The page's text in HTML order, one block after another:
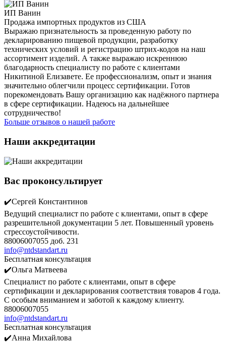
ИП Ванин
Продажа импортных продуктов из США
Выражаю признательность за проведенную работу по
декларированию пищевой продукции, разработку
технических условий и регистрацию штрих-кодов на наш
ассортимент изделий. А также выражаю искреннюю
благодарность специалисту по работе с клиентами
Никитиной Елизавете. Ее профессионализм, опыт и знания
значительно облегчили процесс сертификации. Готов
порекомендовать Вашу организацию как надёжного партнера
в сфере сертификации. Надеюсь на дальнейшее
сотрудничество!
Больше отзывов о нашей работе
Наши аккредитации
Вас проконсультирует
✔️Сергей Константинов
Ведущий специалист по работе с клиентами, опыт в сфере
разрешительной документации 5 лет. Повышенный уровень
стрессоустойчивости.
88006007055 доб. 231
info@ntdstandart.ru
Бесплатная консультация
✔️Ольга Матвеева
Специалист по работе с клиентами, опыт в сфере
сертификации и декларирования соответствия товаров 4 года.
С особым вниманием и заботой к каждому клиенту.
88006007055
info@ntdstandart.ru
Бесплатная консультация
✔️Анна Михайлова